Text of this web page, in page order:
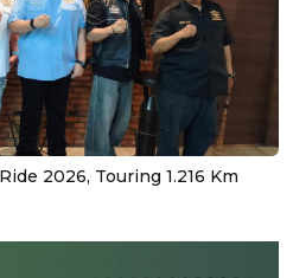
2026, Touring 1.216 Km